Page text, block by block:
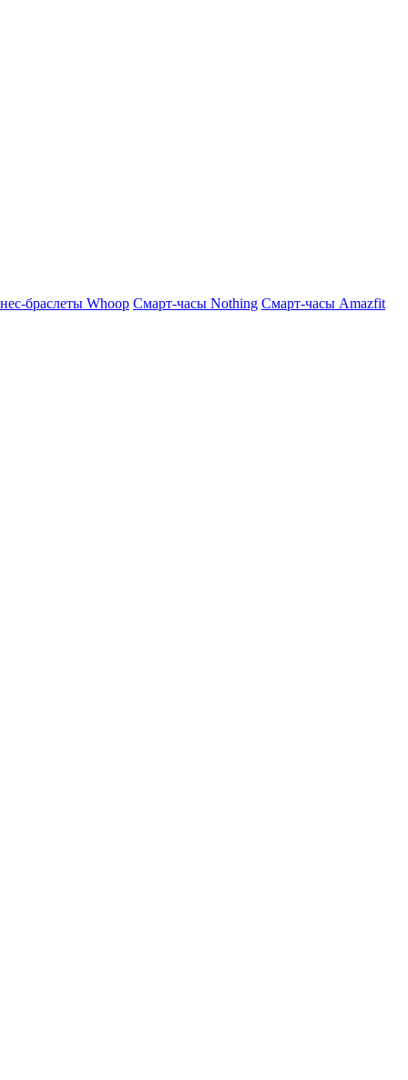
браслеты Whoop Смарт-часы Nothing Смарт-часы Amazfit